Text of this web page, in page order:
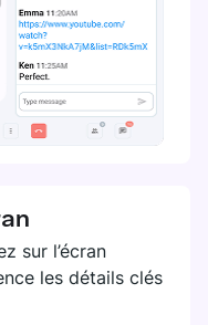
sur l’écran
les détails clés